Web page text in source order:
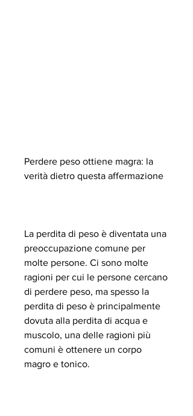
Perdere peso ottiene magra: la
verità dietro questa affermazione
La perdita di peso è diventata una
preoccupazione comune per
molte persone. Ci sono molte
ragioni per cui le persone cercano
di perdere peso, ma spesso la
perdita di peso è principalmente
dovuta alla perdita di acqua e
muscolo, una delle ragioni più
comuni è ottenere un corpo
magro e tonico.